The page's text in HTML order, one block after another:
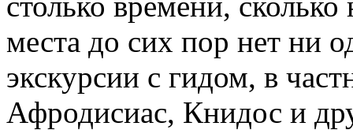
места до сих пор нет ни
экскурсии с гидом, в
Афродисиас, Книдос и